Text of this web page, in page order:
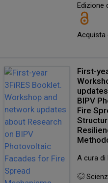
Edizione
Acquista
First-
BIPV
Fire
A cura di